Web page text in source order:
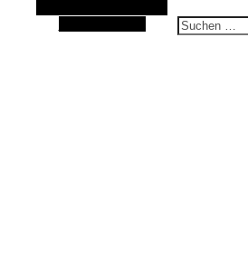
Sand im Schuh, Wasser im Gesicht …